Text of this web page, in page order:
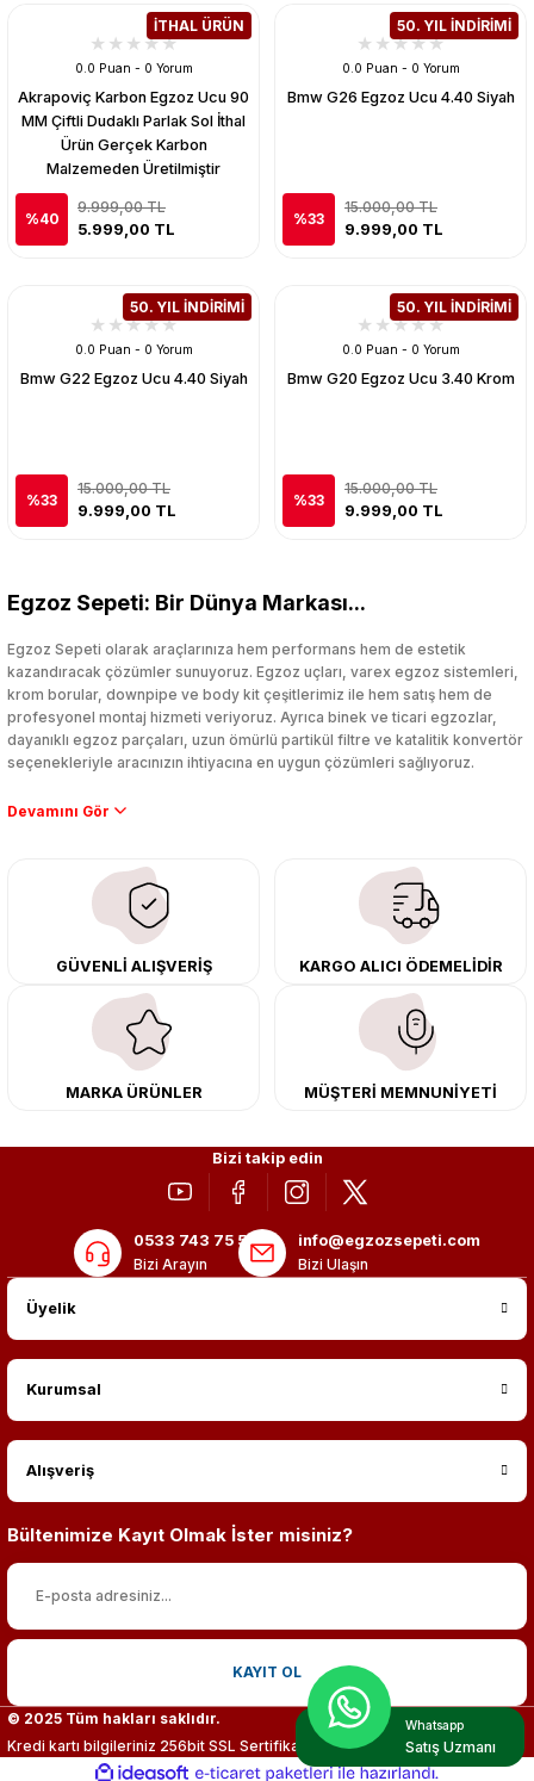
İTHAL ÜRÜN
0.0 Puan - 0 Yorum
Akrapoviç Karbon Egzoz Ucu 90
MM Çiftli Dudaklı Parlak Sol İthal
Ürün Gerçek Karbon
Malzemeden Üretilmiştir
%40
9.999,00 TL
5.999,00 TL
50. YIL İNDİRİMİ
0.0 Puan - 0 Yorum
Bmw G26 Egzoz Ucu 4.40 Siyah
%33
15.000,00 TL
9.999,00 TL
50. YIL İNDİRİMİ
0.0 Puan - 0 Yorum
Bmw G22 Egzoz Ucu 4.40 Siyah
%33
15.000,00 TL
9.999,00 TL
50. YIL İNDİRİMİ
0.0 Puan - 0 Yorum
Bmw G20 Egzoz Ucu 3.40 Krom
%33
15.000,00 TL
9.999,00 TL
Egzoz Sepeti: Bir Dünya Markası...
Egzoz Sepeti olarak araçlarınıza hem performans hem de estetik
kazandıracak çözümler sunuyoruz. Egzoz uçları, varex egzoz sistemleri,
krom borular, downpipe ve body kit çeşitlerimiz ile hem satış hem de
profesyonel montaj hizmeti veriyoruz. Ayrıca binek ve ticari egzozlar,
dayanıklı egzoz parçaları, uzun ömürlü partikül filtre ve katalitik konvertör
seçenekleriyle aracınızın ihtiyacına en uygun çözümleri sağlıyoruz.
Performans artışı isteyen sürücüler için özel performans egzozları ve
çıkma orijinal ürünler ile yenileyebilir, body kit uygulamalarıyla aracınızın
tasarımını ve aerodinamisini üst seviyeye taşıyabilirsiniz.
Tüm ürünlerimiz orijinal, dayanıklı ve uzun ömürlüdür. İstanbul’daki montaj
merkezimizde profesyonel montaj yapıyor, Türkiye’nin her yerine güvenli
kargo ile teslimat gerçekleştiriyoruz. Aracınıza değer katmak için doğru
adres: Egzoz Sepeti.
GÜVENLİ ALIŞVERİŞ KARGO ALICI ÖDEMELİDİR
MARKA ÜRÜNLER MÜŞTERİ MEMNUNİYETİ
Bizi takip edin
0533 743 75 56
Bizi Arayın
info@egzozsepeti.com
Bizi Ulaşın
Üyelik
Kurumsal
Alışveriş
Bültenimize Kayıt Olmak İster misiniz?
KAYIT OL
© 2025 Tüm hakları saklıdır.
Kredi kartı bilgileriniz 256bit SSL Sertifikası ile %100 koruma altındadır.
Whatsapp
Satış Uzmanı
ideasoft e-